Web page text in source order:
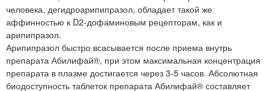
человека, дегидроарипипразол, обладает такой же
аффинностью к D2-дофаминовым рецепторам, как и
арипипразол.
Арипипразол быстро всасывается после приема внутрь
препарата Абилифай®, при этом максимальная концентрация
препарата в плазме достигается через 3-5 часов. Абсолютная
биодоступность таблеток препарата Абилифай® составляет